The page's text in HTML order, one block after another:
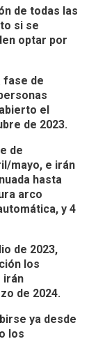
de todas las
si se
optar por
fase de
el
de 2023.
de
mayo, e irán
hasta
arco
y 4
de 2023,
los
irán
de 2024.
ya desde
los